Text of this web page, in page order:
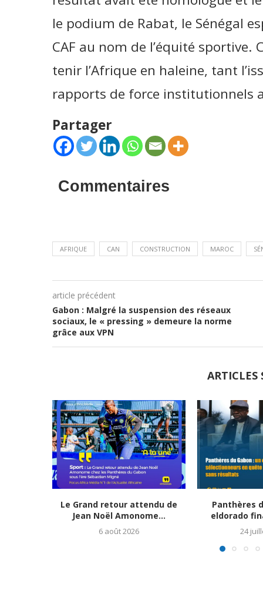
le podium de Rabat, le Sénégal
CAF au nom de l’équité
tenir l’Afrique en haleine, tant
rapports de force institutionnels
Partager
Commentaires
AFRIQUE CAN CONSTRUCTION MAROC
article précédent
Gabon : Malgré la suspension des réseaux
sociaux, le « pressing » demeure la norme
grâce aux VPN
ARTICLES
Le Grand retour attendu de
Jean Noël Amonome...
6 août 2026
Panthères
eldorado
24